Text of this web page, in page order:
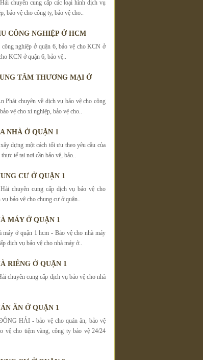
chuyên cung cấp các loại hình dịch vụ
bảo vệ cho công ty, bảo vệ cho..
CÔNG NGHIỆP Ở HCM
nghiệp ở quận 6, bảo vệ cho KCN ở
KCN ở quận 6, bảo vệ..
TÂM THƯƠNG MẠI Ở
Phát chuyên về dịch vụ bảo vệ cho công
vệ cho xí nghiệp, bảo vệ cho..
NHÀ Ở QUẬN 1
dựng một cách tối ưu theo yêu cầu của
tế tại nơi cần bảo vệ, bảo..
CƯ Ở QUẬN 1
chuyên cung cấp dịch vụ bảo vệ cho
bảo vệ cho chung cư ở quận..
MÁY Ở QUẬN 1
máy ở quận 1 hcm - Bảo vệ cho nhà máy
dịch vụ bảo vệ cho nhà máy ở..
RIÊNG Ở QUẬN 1
chuyên cung cấp dịch vụ bảo vệ cho nhà
ĂN Ở QUẬN 1
HẢI - bảo vệ cho quán ăn, bảo vệ
vệ cho tiệm vàng, công ty bảo vệ 24/24